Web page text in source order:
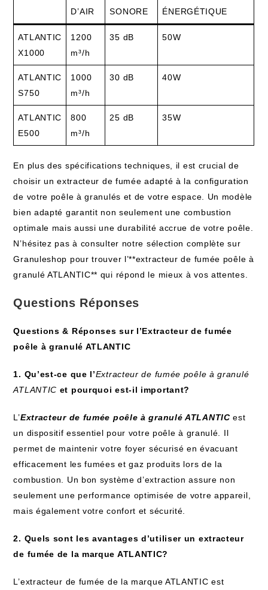
D’AIR
SONORE
ÉNERGÉTIQUE
ATLANTIC
X1000
1200
m³/h
35 dB 50W
ATLANTIC
S750
1000
m³/h
30 dB 40W
ATLANTIC
E500
800
m³/h
25 dB 35W
En plus des spécifications techniques, il est crucial de
choisir un extracteur de fumée adapté à la configuration
de votre poêle à granulés et de votre espace. Un modèle
bien adapté garantit non seulement une combustion
optimale mais aussi une durabilité accrue de votre poêle.
N’hésitez pas à consulter notre sélection complète sur
Granuleshop pour trouver l’**extracteur de fumée poêle à
granulé ATLANTIC** qui répond le mieux à vos attentes.
Questions Réponses
Questions & Réponses sur l’Extracteur de fumée
poêle à granulé ATLANTIC
1. Qu’est-ce que l’Extracteur de fumée poêle à granulé
ATLANTIC et pourquoi est-il important?
L’Extracteur de fumée poêle à granulé ATLANTICest
un dispositif essentiel pour votre poêle à granulé. Il
permet de maintenir votre foyer sécurisé en évacuant
efficacement les fumées et gaz produits lors de la
combustion. Un bon système d’extraction assure non
seulement une performance optimisée de votre appareil,
mais également votre confort et sécurité.
2. Quels sont les avantages d’utiliser un extracteur
de fumée de la marque ATLANTIC?
L’extracteur de fumée de la marque ATLANTIC est